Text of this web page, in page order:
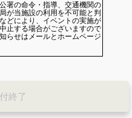
署の命令・指導、交通機関の
が当施設の利用を不可能と判
どにより、イベントの実施が
止する場合がございますので
らせはメールとホームページ
終了